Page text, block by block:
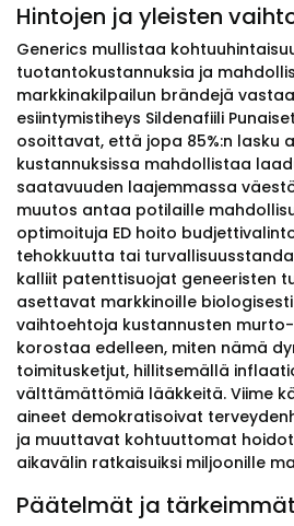
Hintojen ja yleisten
Generics mullistaa
tuotantokustannuksia ja
markkinakilpailun brändejä
esiintymistiheys Sildenafiili
osoittavat, että jopa 85%:n lasku
kustannuksissa mahdollistaa
saatavuuden laajemmassa
muutos antaa potilaille
optimoituja ED hoito
tehokkuutta tai
kalliit patenttisuojat geneeristen
asettavat markkinoille
vaihtoehtoja kustannusten
korostaa edelleen, miten nämä
toimitusketjut, hillitsemällä
välttämättömiä lääkkeitä. Viime
aineet demokratisoivat
ja muuttavat kohtuuttomat
aikavälin ratkaisuiksi miljoonille
Päätelmät ja